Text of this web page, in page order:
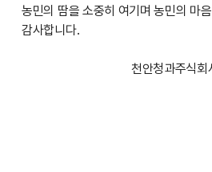
농민의 땀을 소중히 여기며 농민의 마
감사합니다.
천안청과주식